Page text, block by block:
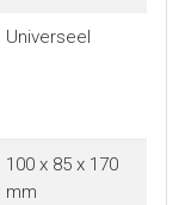
Universeel
100 x 85 x 170
mm